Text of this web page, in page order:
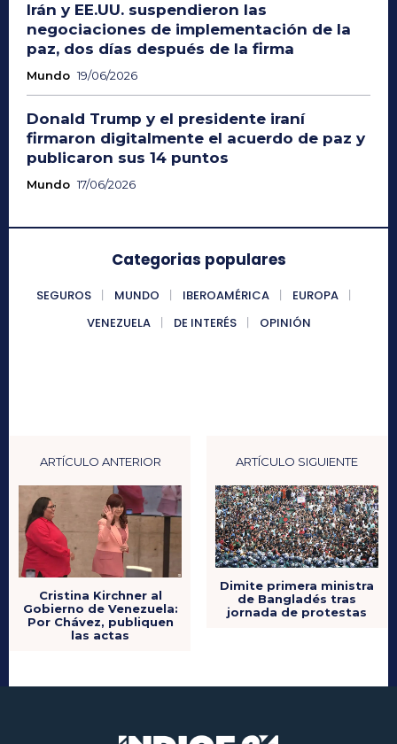
Irán y EE.UU. suspendieron las
negociaciones de implementación de la
paz, dos días después de la firma
Mundo 19/06/2026
Donald Trump y el presidente iraní
firmaron digitalmente el acuerdo de paz y
publicaron sus 14 puntos
Mundo 17/06/2026
Categorias populares
SEGUROS MUNDO IBEROAMÉRICA
EUROPA
VENEZUELA
DE INTERÉS OPINIÓN
ARTÍCULO ANTERIOR
Cristina Kirchner al
Gobierno de Venezuela:
Por Chávez, publiquen
las actas
ARTÍCULO SIGUIENTE
Dimite primera ministra
de Bangladés tras
jornada de protestas